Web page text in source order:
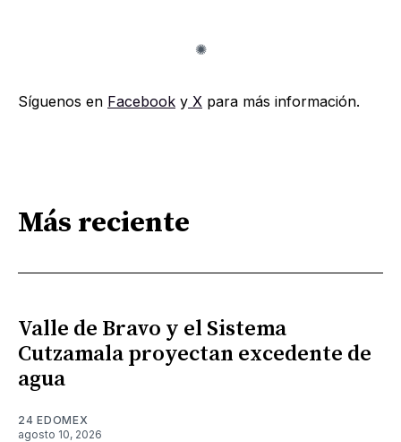
Síguenos en Facebook y X para más información.
Más reciente
Valle de Bravo y el Sistema
Cutzamala proyectan excedente de
agua
24 EDOMEX
agosto 10, 2026